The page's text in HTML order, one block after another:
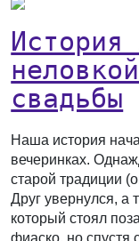
свадьбы
Наша история
вечеринках.
старой традиции
Друг увернулся, а
который стоял
фиаско, но спустя